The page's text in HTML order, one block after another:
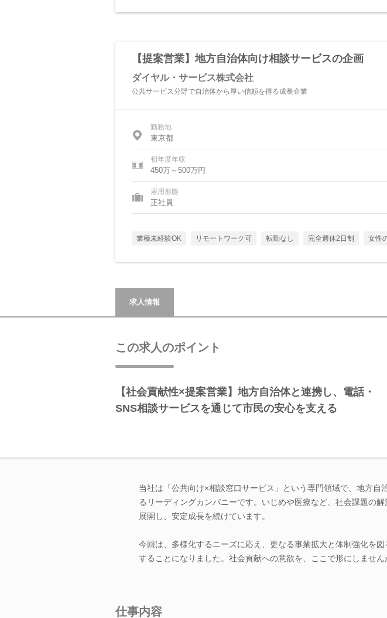
【提案営業】地方自治体向け相談サービスの企画
ダイヤル・サービス株式会社
公共サービス分野で自治体から厚い信頼を得る成長企業
勤務地
東京都
初年度年収
450万～500万円
雇用形態
正社員
業種未経験OK リモートワーク可 転勤なし 完全週休2日制 女性
求人情報
この求人のポイント
【社会貢献性×提案営業】地方自治体と連携し、電話・
SNS相談サービスを通じて市民の安心を支える
当社は「公共向け×相談窓口サービス」という専門領域で、地方自
るリーディングカンパニーです。いじめや医療など、社会課題の
展開し、安定成長を続けています。
今回は、多様化するニーズに応え、更なる事業拡大と体制強化を
することになりました。社会貢献への意欲を、ここで形にしません
仕事内容